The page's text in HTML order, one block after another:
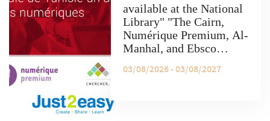
available at the National
Library" "The Cairn,
Numérique Premium, Al-
Manhal, and Ebsco
access to a variety of
03/08/2026 - 03/08/2027